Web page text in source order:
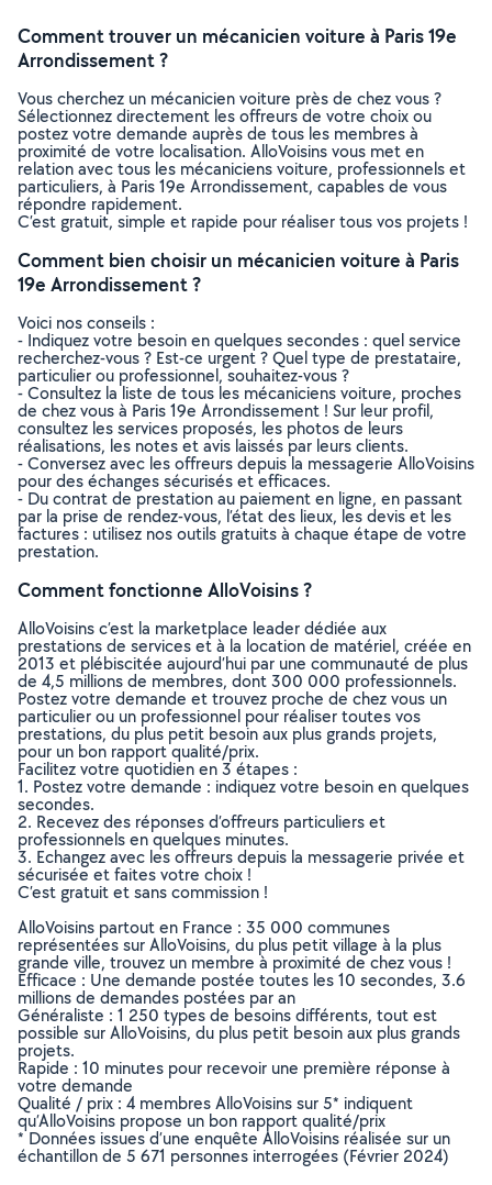
Comment trouver un mécanicien voiture à Paris 19e
Arrondissement ?
Vous cherchez un mécanicien voiture près de chez vous ?
Sélectionnez directement les offreurs de votre choix ou
postez votre demande auprès de tous les membres à
proximité de votre localisation. AlloVoisins vous met en
relation avec tous les mécaniciens voiture, professionnels et
particuliers, à Paris 19e Arrondissement, capables de vous
répondre rapidement.
C’est gratuit, simple et rapide pour réaliser tous vos projets !
Comment bien choisir un mécanicien voiture à Paris
19e Arrondissement ?
Voici nos conseils :
- Indiquez votre besoin en quelques secondes : quel service
recherchez-vous ? Est-ce urgent ? Quel type de prestataire,
particulier ou professionnel, souhaitez-vous ?
- Consultez la liste de tous les mécaniciens voiture, proches
de chez vous à Paris 19e Arrondissement ! Sur leur profil,
consultez les services proposés, les photos de leurs
réalisations, les notes et avis laissés par leurs clients.
- Conversez avec les offreurs depuis la messagerie AlloVoisins
pour des échanges sécurisés et efficaces.
- Du contrat de prestation au paiement en ligne, en passant
par la prise de rendez-vous, l’état des lieux, les devis et les
factures : utilisez nos outils gratuits à chaque étape de votre
prestation.
Comment fonctionne AlloVoisins ?
AlloVoisins c’est la marketplace leader dédiée aux
prestations de services et à la location de matériel, créée en
2013 et plébiscitée aujourd’hui par une communauté de plus
de 4,5 millions de membres, dont 300 000 professionnels.
Postez votre demande et trouvez proche de chez vous un
particulier ou un professionnel pour réaliser toutes vos
prestations, du plus petit besoin aux plus grands projets,
pour un bon rapport qualité/prix.
Facilitez votre quotidien en 3 étapes :
1. Postez votre demande : indiquez votre besoin en quelques
secondes.
2. Recevez des réponses d’offreurs particuliers et
professionnels en quelques minutes.
3. Echangez avec les offreurs depuis la messagerie privée et
sécurisée et faites votre choix !
C’est gratuit et sans commission !
AlloVoisins partout en France : 35 000 communes
représentées sur AlloVoisins, du plus petit village à la plus
grande ville, trouvez un membre à proximité de chez vous !
Efficace : Une demande postée toutes les 10 secondes, 3.6
millions de demandes postées par an
Généraliste : 1 250 types de besoins différents, tout est
possible sur AlloVoisins, du plus petit besoin aux plus grands
projets.
Rapide : 10 minutes pour recevoir une première réponse à
votre demande
Qualité / prix : 4 membres AlloVoisins sur 5* indiquent
qu’AlloVoisins propose un bon rapport qualité/prix
* Données issues d’une enquête AlloVoisins réalisée sur un
échantillon de 5 671 personnes interrogées (Février 2024)